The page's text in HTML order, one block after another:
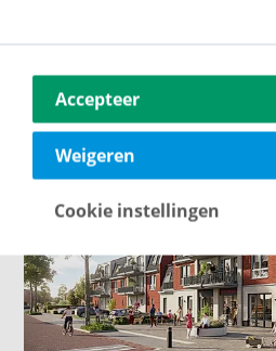
balkon
€ 272.500,- tot € 352.500,-
14 woningen beschikbaar
Accepteer
Weigeren
Cookie instellingen